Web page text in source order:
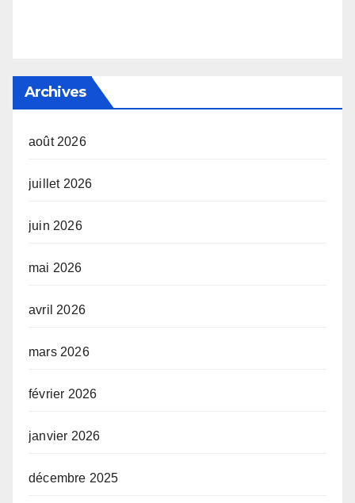
Archives
août 2026
juillet 2026
juin 2026
mai 2026
avril 2026
mars 2026
février 2026
janvier 2026
décembre 2025